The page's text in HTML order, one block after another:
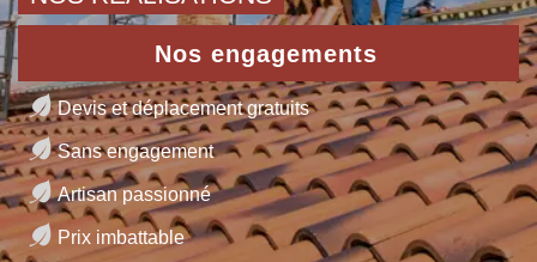
Nos engagements
Devis et déplacement gratuits
Sans engagement
Artisan passionné
Prix imbattable